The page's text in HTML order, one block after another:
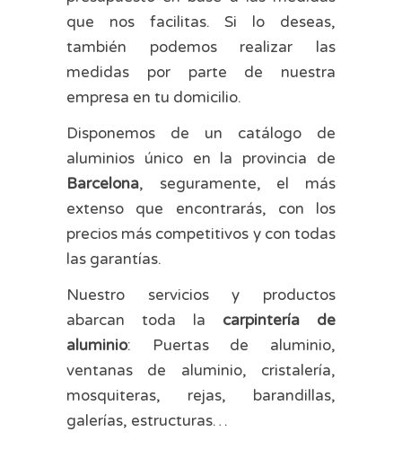
que nos facilitas. Si lo deseas,
también podemos realizar las
medidas por parte de nuestra
empresa en tu domicilio.
Disponemos de un catálogo de
aluminios único en la provincia de
Barcelona, seguramente, el más
extenso que encontrarás, con los
precios más competitivos y con todas
las garantías.
Nuestro servicios y productos
abarcan toda la carpintería de
aluminio: Puertas de aluminio,
ventanas de aluminio, cristalería,
mosquiteras, rejas, barandillas,
galerías, estructuras…